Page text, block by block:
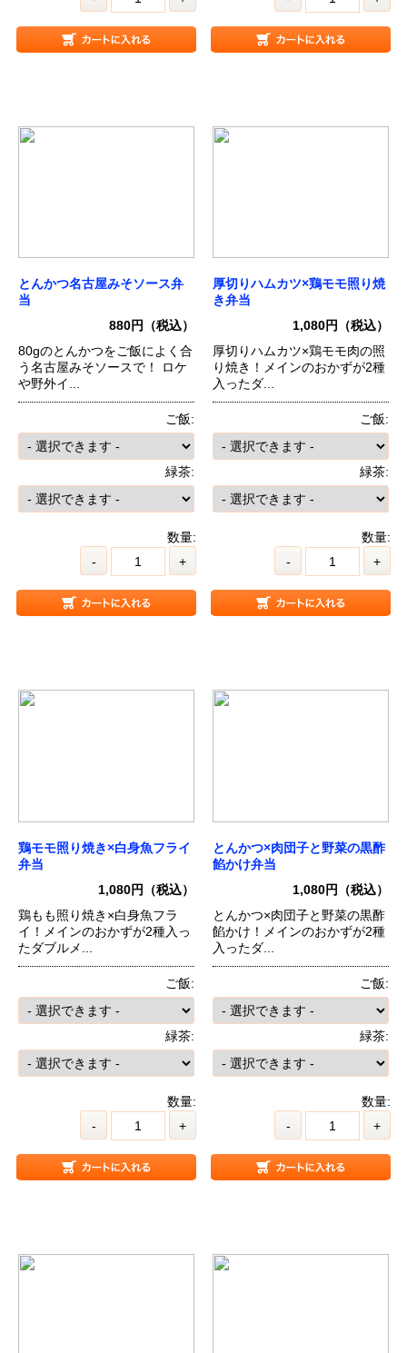
とんかつ名古屋みそソース弁
当
880円（税込）
80gのとんかつをご飯によく合
う名古屋みそソースで！ ロケ
や野外イ...
ご飯:
緑茶:
数量:
-
+
厚切りハムカツ×鶏モモ照り焼
き弁当
1,080円（税込）
厚切りハムカツ×鶏モモ肉の照
り焼き！メインのおかずが2種
入ったダ...
ご飯:
緑茶:
数量:
-
+
鶏モモ照り焼き×白身魚フライ
弁当
1,080円（税込）
鶏もも照り焼き×白身魚フラ
イ！メインのおかずが2種入っ
たダブルメ...
ご飯:
緑茶:
数量:
-
+
とんかつ×肉団子と野菜の黒酢
餡かけ弁当
1,080円（税込）
とんかつ×肉団子と野菜の黒酢
餡かけ！メインのおかずが2種
入ったダ...
ご飯:
緑茶:
数量:
-
+